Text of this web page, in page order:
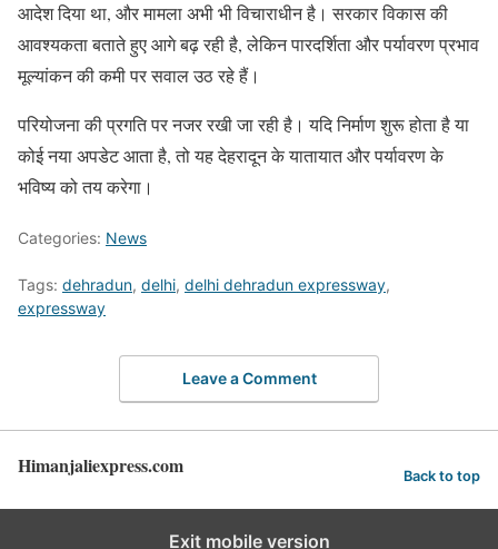
आदेश दिया था, और मामला अभी भी विचाराधीन है। सरकार विकास की
आवश्यकता बताते हुए आगे बढ़ रही है, लेकिन पारदर्शिता और पर्यावरण प्रभाव
मूल्यांकन की कमी पर सवाल उठ रहे हैं।
परियोजना की प्रगति पर नजर रखी जा रही है। यदि निर्माण शुरू होता है या
कोई नया अपडेट आता है, तो यह देहरादून के यातायात और पर्यावरण के
भविष्य को तय करेगा।
Categories: News
Tags: dehradun, delhi, delhi dehradun expressway,
expressway
Leave a Comment
Himanjaliexpress.com Back to top
Exit mobile version